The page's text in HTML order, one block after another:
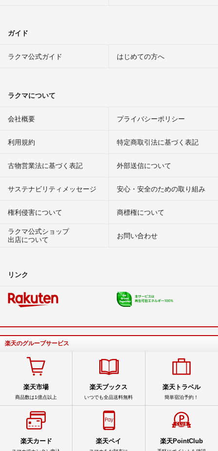
ガイド
ラクマ公式ガイド はじめての方へ
ラクマについて
会社概要 プライバシーポリシー
利用規約 特定商取引法に基づく表記
古物営業法に基づく表記 外部送信について
サステナビリティメッセージ 安心・安全のための取り組み
権利侵害について
商標権について
ラクマ公式ショップ
出店について
お問い合わせ
リンク
楽天のグループサービス
楽天市場
商品数は1億点以上
楽天ブックス
いつでも全品送料無料
楽天トラベル
簡単宿泊予約！
楽天カード 楽天ペイ 楽天PointClub